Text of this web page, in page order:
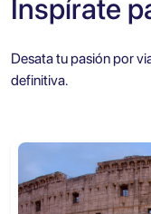
Inspírate
Desata tu pasión por
definitiva.